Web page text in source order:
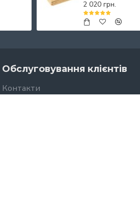
2 020 грн.
Обслуговування клієнтів
Контакти